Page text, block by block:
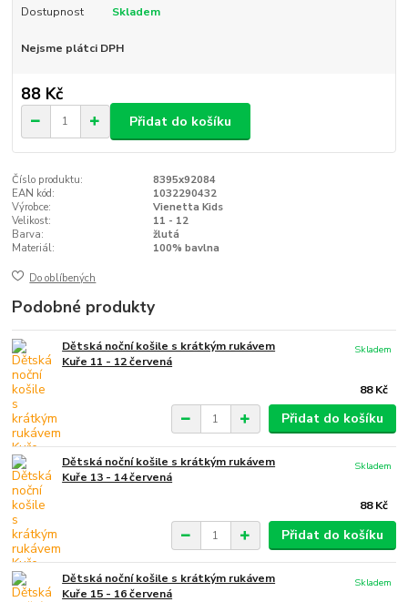
Dostupnost Skladem
Nejsme plátci DPH
88 Kč
Přidat do košíku
Číslo produktu:
8395x92084
EAN kód:
1032290432
Výrobce:
Vienetta Kids
Velikost:
11 - 12
Barva:
žlutá
Materiál:
100% bavlna
Do oblíbených
Podobné produkty
Dětská noční košile s krátkým rukávem
Kuře 11 - 12 červená
88 Kč
Skladem
Přidat do košíku
Dětská noční košile s krátkým rukávem
Kuře 13 - 14 červená
88 Kč
Skladem
Přidat do košíku
Dětská noční košile s krátkým rukávem
Kuře 15 - 16 červená
Skladem